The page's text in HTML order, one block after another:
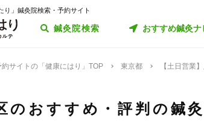
り」鍼灸院検索・予約サイト
鍼灸院検索 おすすめ鍼灸ナ
サイトの「健康にはり」TOP 東京都 【土日営業
のおすすめ・評判の鍼